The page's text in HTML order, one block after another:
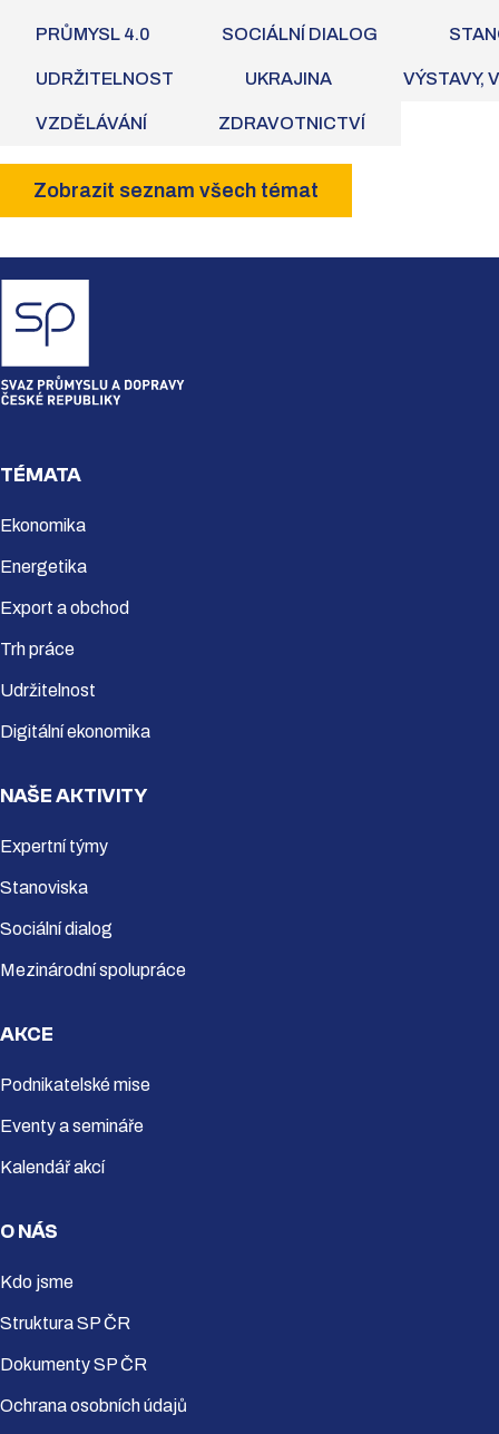
PRŮMYSL 4.0 SOCIÁLNÍ DIALOG
UDRŽITELNOST UKRAJINA VÝSTAVY,
VZDĚLÁVÁNÍ ZDRAVOTNICTVÍ
Zobrazit seznam všech témat
TÉMATA
Ekonomika
Energetika
Export a obchod
Trh práce
Udržitelnost
Digitální ekonomika
NAŠE AKTIVITY
Expertní týmy
Stanoviska
Sociální dialog
Mezinárodní spolupráce
AKCE
Podnikatelské mise
Eventy a semináře
Kalendář akcí
O NÁS
Kdo jsme
Struktura SP ČR
Dokumenty SP ČR
Ochrana osobních údajů